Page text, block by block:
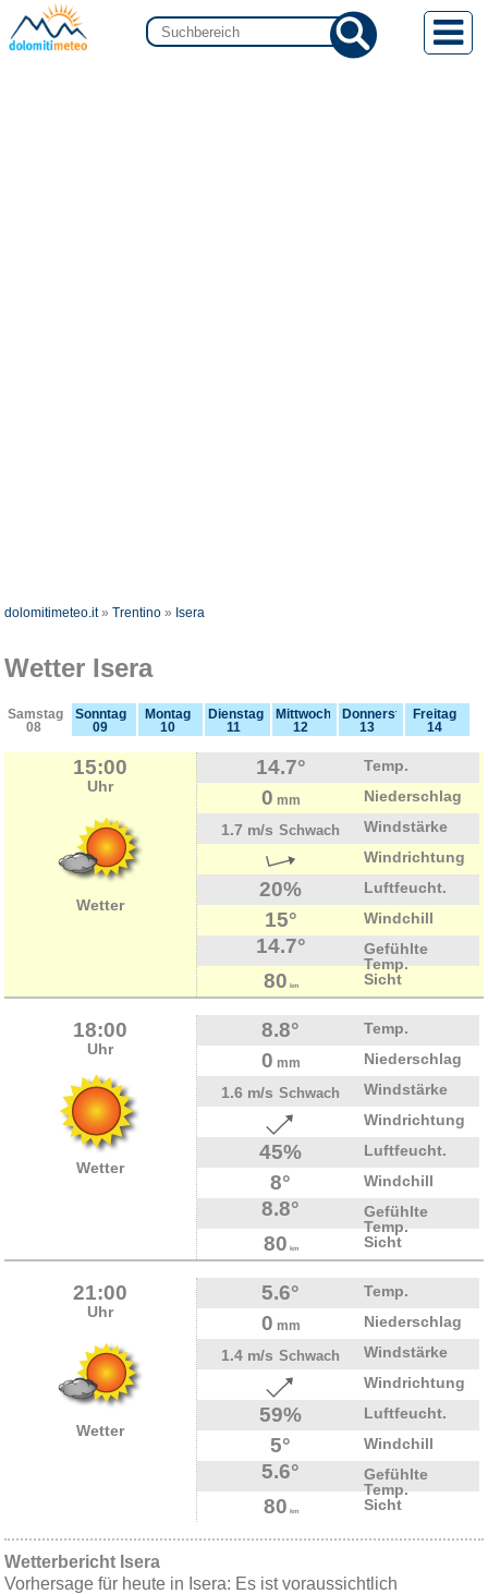
dolomitimeteo.it»Trentino » Isera
Wetter Isera
Samstag
08
Sonntag
09
Montag
10
Dienstag
11
Mittwoch
12
Donnerstag
13
Freitag
14
15:00
Uhr
Wetter
14.7° Temp.
0 mm
Niederschlag
1.7 m/s Schwach
Windstärke
Windrichtung
20% Luftfeucht.
15° Windchill
14.7°
Gefühlte
Temp.
80 km Sicht
18:00
Uhr
Wetter
8.8° Temp.
0 mm
Niederschlag
1.6 m/s Schwach
Windstärke
Windrichtung
45% Luftfeucht.
8° Windchill
8.8°
Gefühlte
Temp.
80 km Sicht
21:00
Uhr
Wetter
5.6° Temp.
0 mm
Niederschlag
1.4 m/s Schwach
Windstärke
Windrichtung
59% Luftfeucht.
5° Windchill
5.6°
Gefühlte
Temp.
80 km Sicht
Wetterbericht Isera
Vorhersage für heute in Isera: Es ist voraussichtlich